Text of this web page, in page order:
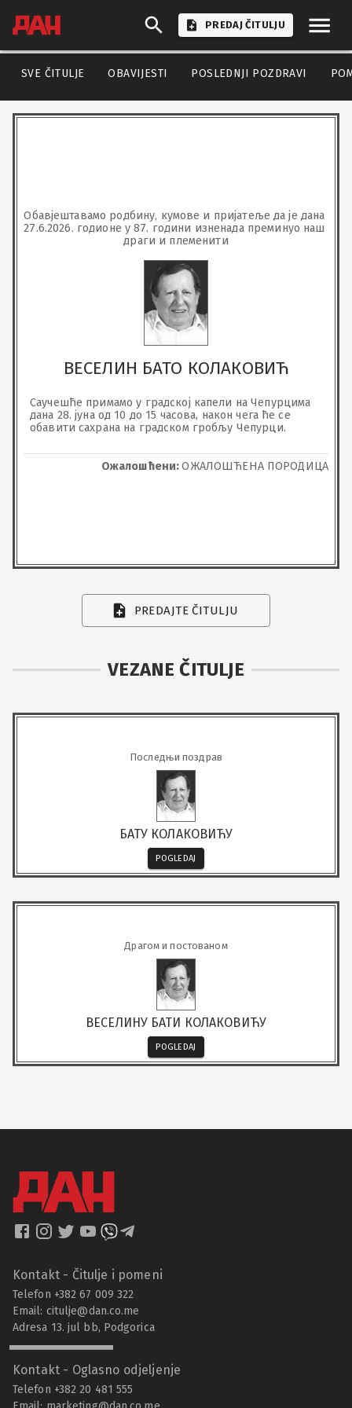
PREDAJ ČITULJU
SVE ČITULJE OBAVIJESTI POSLEDNJI POZDRAVI
Обавјештавамо родбину, кумове и пријатеље да је дана
27.6.2026. годионе у 87. години изненада преминуо наш
драги и племенити
ВЕСЕЛИН БАТО КОЛАКОВИЋ
Саучешће примамо у градској капели на Чепурцима
дана 28. јуна од 10 до 15 часова, након чега ће се
обавити сахрана на градском гробљу Чепурци.
Ожалошћени:ОЖАЛОШЋЕНА ПОРОДИЦА
PREDAJTE ČITULJU
VEZANE ČITULJE
Последњи поздрав
БАТУ КОЛАКОВИЋУ
POGLEDAJ
Драгом и постованом
ВЕСЕЛИНУ БАТИ КОЛАКОВИЋУ
POGLEDAJ
Kontakt - Čitulje i pomeni
Telefon +382 67 009 322
Email: citulje@dan.co.me
Adresa 13. jul bb, Podgorica
Kontakt - Oglasno odjeljenje
Telefon +382 20 481 555